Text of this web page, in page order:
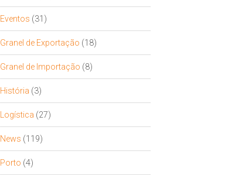
Eventos (31)
Granel de Exportação (18)
Granel de Importação (8)
História (3)
Logística (27)
News (119)
Porto (4)